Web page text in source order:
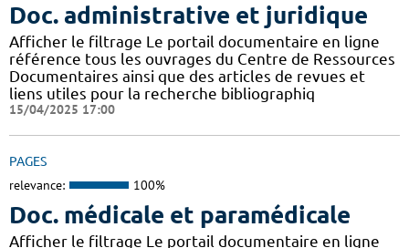
Doc. administrative et juridique
Afficher le filtrage Le portail documentaire en ligne
référence tous les ouvrages du Centre de Ressources
Documentaires ainsi que des articles de revues et
liens utiles pour la recherche bibliographiq
15/04/2025 17:00
PAGES
relevance: 100%
Doc. médicale et paramédicale
Afficher le filtrage Le portail documentaire en ligne